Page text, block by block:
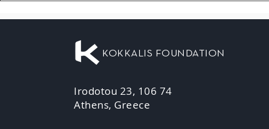
KOKKALIS FOUNDATION
Irodotou 23, 106 74
Athens, Greece